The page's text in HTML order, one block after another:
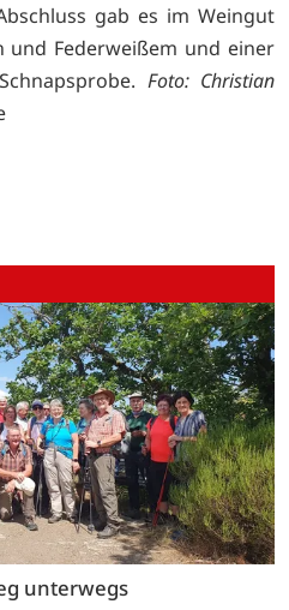
gab es im Weingut
und Federweißem und einer
Foto: Christian
unterwegs